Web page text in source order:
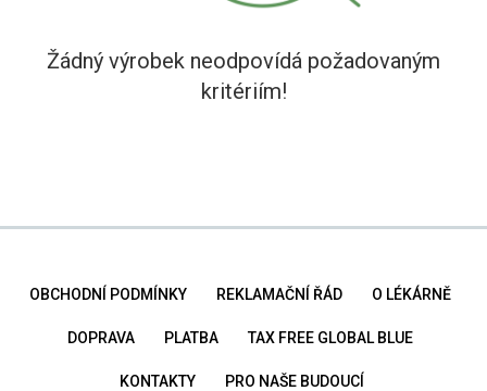
Žádný výrobek neodpovídá požadovaným
kritériím!
OBCHODNÍ PODMÍNKY REKLAMAČNÍ ŘÁD O LÉKÁRNĚ
DOPRAVA PLATBA TAX FREE GLOBAL BLUE
KONTAKTY
PRO NAŠE BUDOUCÍ